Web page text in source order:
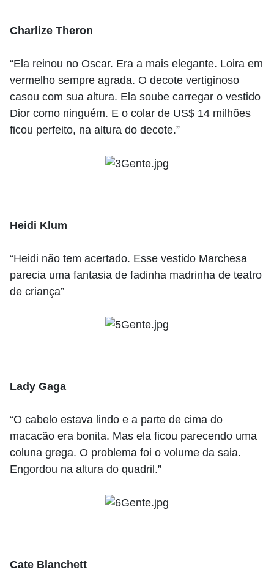
Charlize Theron
“Ela reinou no Oscar. Era a mais elegante. Loira em
vermelho sempre agrada. O decote vertiginoso
casou com sua altura. Ela soube carregar o vestido
Dior como ninguém. E o colar de US$ 14 milhões
ficou perfeito, na altura do decote.”
Heidi Klum
“Heidi não tem acertado. Esse vestido Marchesa
parecia uma fantasia de fadinha madrinha de teatro
de criança”
Lady Gaga
“O cabelo estava lindo e a parte de cima do
macacão era bonita. Mas ela ficou parecendo uma
coluna grega. O problema foi o volume da saia.
Engordou na altura do quadril.”
Cate Blanchett